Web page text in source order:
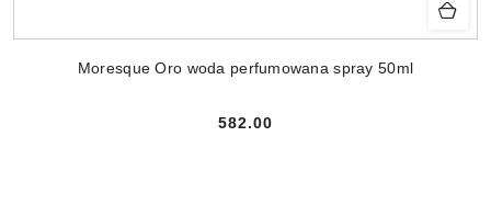
Moresque Oro woda perfumowana spray 50ml
Cena:
582.00